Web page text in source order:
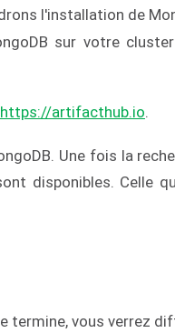
l'installation de
sur votre
https://artifacthub.io.
Une fois la
disponibles. Celle
termine, vous verrez